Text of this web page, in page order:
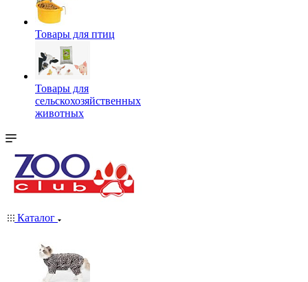
Товары для птиц
Товары для
сельскохозяйственных
животных
Каталог